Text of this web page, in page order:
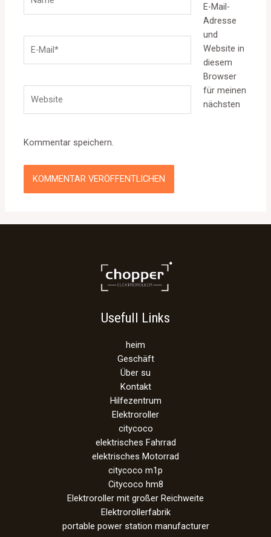
Mail*
E-Mail-
Adresse
und
Website in
diesem
Browser
für meinen
nächsten
Kommentar speichern.
Usefull Links
heim
Geschäft
Über su
Kontakt
Hilfezentrum
Elektroroller
citycoco
elektrisches Fahrrad
elektrisches Motorrad
citycoco m1p
Citycoco hm8
Elektroroller mit großer Reichweite
Elektrorollerfabrik
portable power station manufacturer